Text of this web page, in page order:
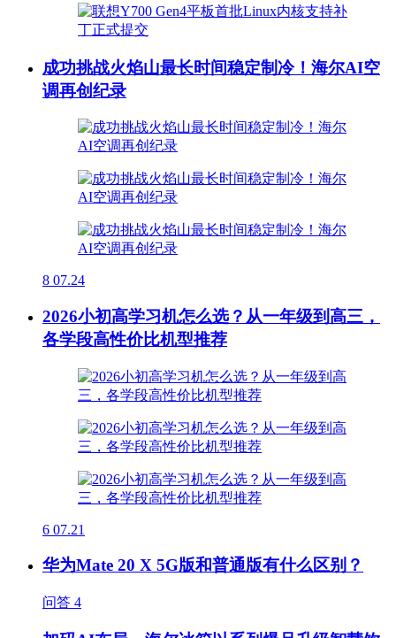
成功挑战火焰山最长时间稳定制冷！海尔AI空
调再创纪录
8 07.24
2026小初高学习机怎么选？从一年级到高三，
各学段高性价比机型推荐
6 07.21
华为Mate 20 X 5G版和普通版有什么区别？
问答 4